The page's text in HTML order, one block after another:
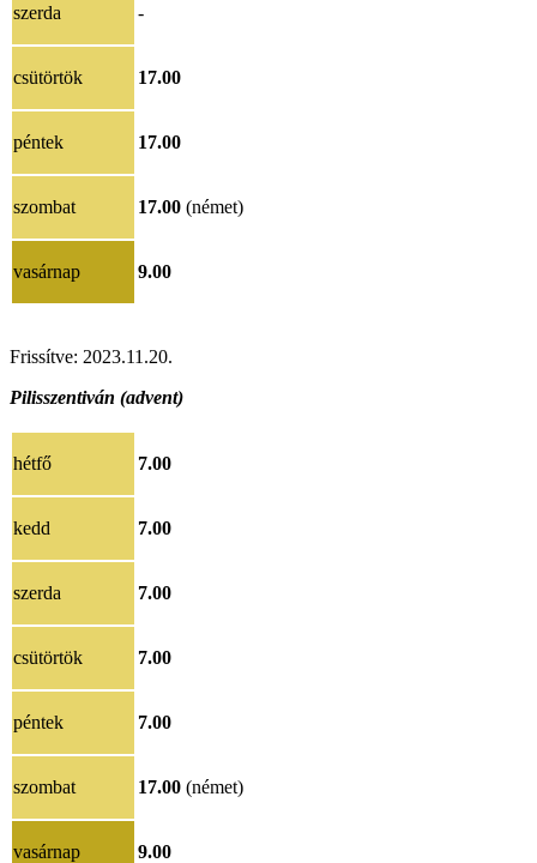
szerda -
csütörtök 17.00
péntek 17.00
szombat 17.00 (német)
vasárnap 9.00
Frissítve: 2023.11.20.
Pilisszentiván (advent)
hétfő 7.00
kedd 7.00
szerda 7.00
csütörtök 7.00
péntek 7.00
szombat 17.00 (német)
vasárnap 9.00